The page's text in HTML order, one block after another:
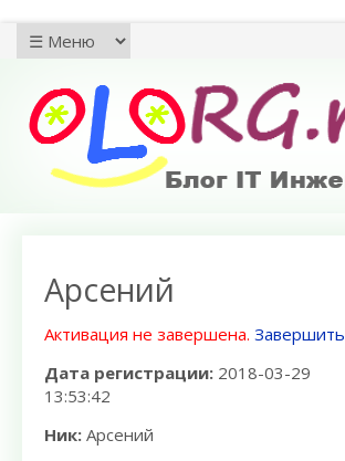
Арсений
Активация не завершена. Завершить
Дата регистрации: 2018-03-29
13:53:42
Ник: Арсений